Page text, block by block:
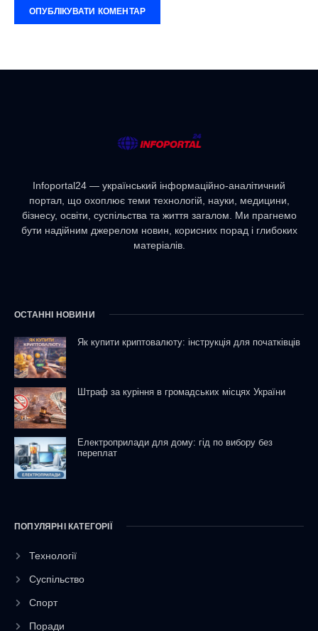
Infoportal24 — український інформаційно-аналітичний
портал, що охоплює теми технологій, науки, медицини,
бізнесу, освіти, суспільства та життя загалом. Ми прагнемо
бути надійним джерелом новин, корисних порад і глибоких
матеріалів.
ОСТАННІ НОВИНИ
Як купити криптовалюту: інструкція для початківців
Штраф за куріння в громадських місцях України
Електроприлади для дому: гід по вибору без
переплат
ПОПУЛЯРНІ КАТЕГОРІЇ
Технології
Суспільство
Спорт
Поради